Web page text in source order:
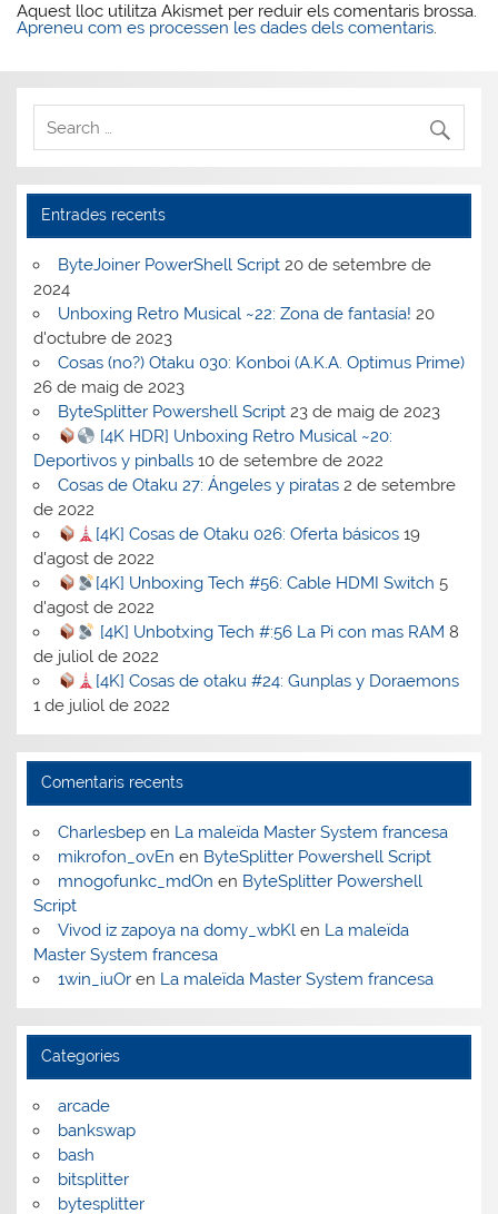
Aquest lloc utilitza Akismet per reduir els comentaris brossa.
Apreneu com es processen les dades dels comentaris.
Entrades recents
ByteJoiner PowerShell Script 20 de setembre de
2024
Unboxing Retro Musical ~22: Zona de fantasía! 20
d'octubre de 2023
Cosas (no?) Otaku 030: Konboi (A.K.A. Optimus Prime)
26 de maig de 2023
ByteSplitter Powershell Script 23 de maig de 2023
[4K HDR] Unboxing Retro Musical ~20:
Deportivos y pinballs 10 de setembre de 2022
Cosas de Otaku 27: Ángeles y piratas 2 de setembre
de 2022
[4K] Cosas de Otaku 026: Oferta básicos 19
d'agost de 2022
[4K] Unboxing Tech #56: Cable HDMI Switch 5
d'agost de 2022
[4K] Unbotxing Tech #:56 La Pi con mas RAM 8
de juliol de 2022
[4K] Cosas de otaku #24: Gunplas y Doraemons
1 de juliol de 2022
Comentaris recents
Charlesbepen La maleïda Master System francesa
mikrofon_ovEn en ByteSplitter Powershell Script
mnogofunkc_mdOn en ByteSplitter Powershell
Script
Vivod iz zapoya na domy_wbKlen La maleïda
Master System francesa
1win_iuOren La maleïda Master System francesa
Categories
arcade
bankswap
bash
bitsplitter
bytesplitter